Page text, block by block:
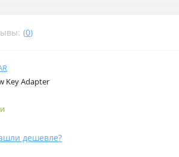
(0)
Key Adapter
дешевле?